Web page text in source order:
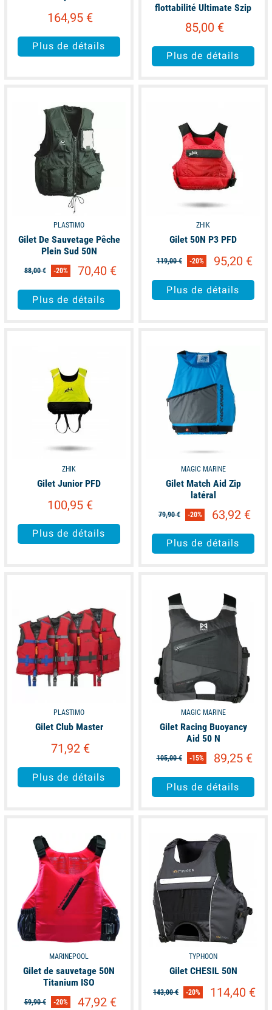
164,95 €
Plus de détails
flottabilité Ultimate Szip
85,00 €
Plus de détails
PLASTIMO
Gilet De Sauvetage Pêche
Plein Sud 50N
88,00 € -20% 70,40 €
Plus de détails
ZHIK
Gilet 50N P3 PFD
119,00 € -20% 95,20 €
Plus de détails
ZHIK
Gilet Junior PFD
100,95 €
Plus de détails
MAGIC MARINE
Gilet Match Aid Zip
latéral
79,90 € -20% 63,92 €
Plus de détails
PLASTIMO
Gilet Club Master
71,92 €
Plus de détails
MAGIC MARINE
Gilet Racing Buoyancy
Aid 50 N
105,00 € -15% 89,25 €
Plus de détails
MARINEPOOL
Gilet de sauvetage 50N
Titanium ISO
59,90 € -20% 47,92 €
TYPHOON
Gilet CHESIL 50N
143,00 € -20% 114,40 €